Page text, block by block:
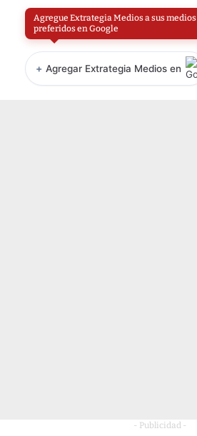
Agregue Extrategia Medios a sus medios
preferidos en Google
+ Agregar Extrategia Medios en
- Publicidad -